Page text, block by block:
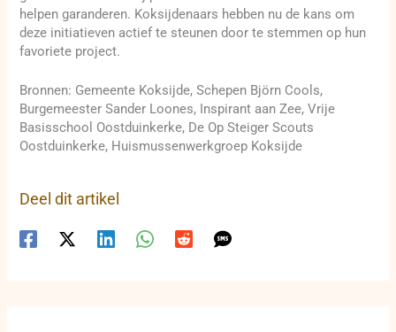
helpen garanderen. Koksijdenaars hebben nu de kans om
deze initiatieven actief te steunen door te stemmen op hun
favoriete project.
Bronnen: Gemeente Koksijde, Schepen Björn Cools,
Burgemeester Sander Loones, Inspirant aan Zee, Vrije
Basisschool Oostduinkerke, De Op Steiger Scouts
Oostduinkerke, Huismussenwerkgroep Koksijde
Deel dit artikel